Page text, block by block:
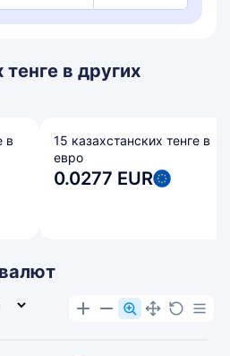
тенге в других
в
15 казахстанских тенге в
евро
0.0277 EUR